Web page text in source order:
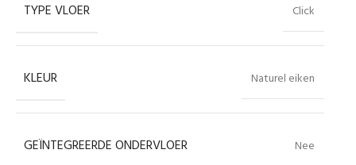
TYPE VLOER Click
KLEUR Naturel eiken
GEÏNTEGREERDE ONDERVLOER Nee